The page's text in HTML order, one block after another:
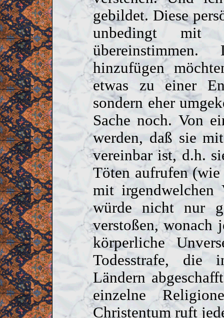
gebildet. Diese
unbedingt mit
hinzufügen
etwas zu einer
sondern eher
Sache noch. Von
werden, daß sie
vereinbar ist, d.h.
Töten aufrufen
mit irgendwelchen
würde nicht nur
verstoßen, wonach
körperliche
Todesstrafe, die
Ländern
einzelne
Christentum ruft